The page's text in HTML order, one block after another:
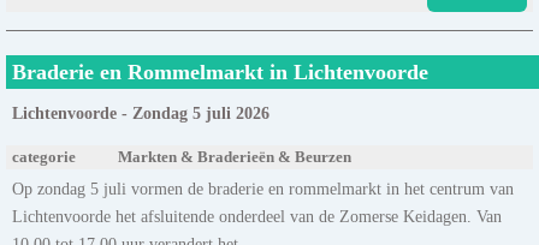
Braderie en Rommelmarkt in Lichtenvoorde
Lichtenvoorde - Zondag 5 juli 2026
categorie Markten & Braderieën & Beurzen
Op zondag 5 juli vormen de braderie en rommelmarkt in het centrum van
Lichtenvoorde het afsluitende onderdeel van de Zomerse Keidagen. Van